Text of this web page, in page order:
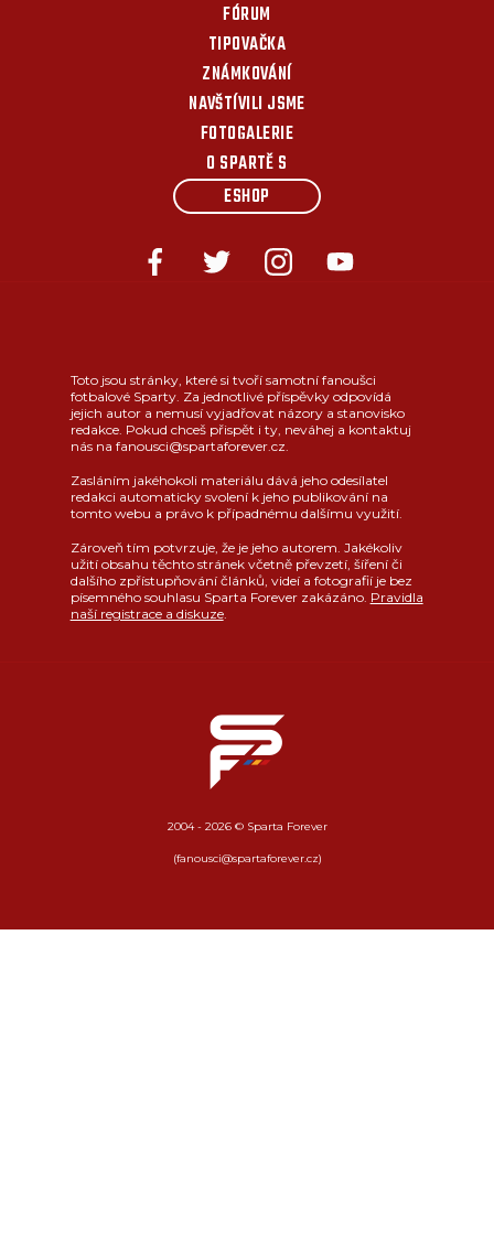
FÓRUM
TIPOVAČKA
ZNÁMKOVÁNÍ
NAVŠTÍVILI JSME
FOTOGALERIE
O SPARTĚ S
ESHOP
Toto jsou stránky, které si tvoří samotní fanoušci
fotbalové Sparty. Za jednotlivé příspěvky odpovídá
jejich autor a nemusí vyjadřovat názory a stanovisko
redakce. Pokud chceš přispět i ty, neváhej a kontaktuj
nás na fanousci@spartaforever.cz.
Zasláním jakéhokoli materiálu dává jeho odesílatel
redakci automaticky svolení k jeho publikování na
tomto webu a právo k případnému dalšímu využití.
Zároveň tím potvrzuje, že je jeho autorem. Jakékoliv
užití obsahu těchto stránek včetně převzetí, šíření či
dalšího zpřístupňování článků, videí a fotografií je bez
písemného souhlasu Sparta Forever zakázáno. Pravidla
naší registrace a diskuze.
2004 - 2026 © Sparta Forever
(fanousci@spartaforever.cz)